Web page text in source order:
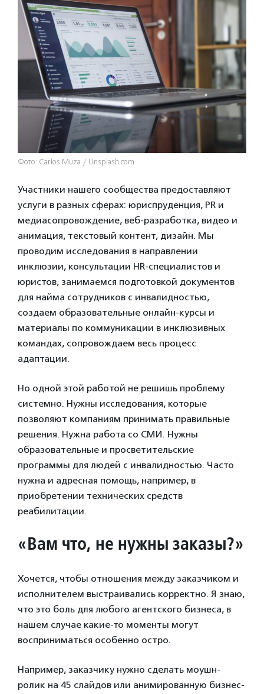
Фото: Carlos Muza / Unsplash.com
Участники нашего сообщества предоставляют
услуги в разных сферах: юриспруденция, PR и
медиасопровождение, веб-разработка, видео и
анимация, текстовый контент, дизайн. Мы
проводим исследования в направлении
инклюзии, консультации HR-специалистов и
юристов, занимаемся подготовкой документов
для найма сотрудников с инвалидностью,
создаем образовательные онлайн-курсы и
материалы по коммуникации в инклюзивных
командах, сопровождаем весь процесс
адаптации.
Но одной этой работой не решишь проблему
системно. Нужны исследования, которые
позволяют компаниям принимать правильные
решения. Нужна работа со СМИ. Нужны
образовательные и просветительские
программы для людей с инвалидностью. Часто
нужна и адресная помощь, например, в
приобретении технических средств
реабилитации.
«Вам что, не нужны заказы?»
Хочется, чтобы отношения между заказчиком и
исполнителем выстраивались корректно. Я знаю,
что это боль для любого агентского бизнеса, в
нашем случае какие-то моменты могут
восприниматься особенно остро.
Например, заказчику нужно сделать моушн-
ролик на 45 слайдов или анимированную бизнес-